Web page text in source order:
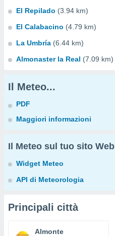
El Repilado (3.94 km)
El Calabacino (4.79 km)
La Umbría (6.44 km)
Almonaster la Real (7.09 km)
Il Meteo...
PDF
Maggiori informazioni
Il Meteo sul tuo sito Web
Widget Meteo
API di Meteorologia
Principali città
Almonte